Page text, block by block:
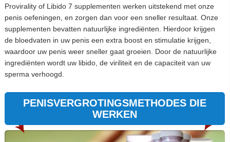
Provirality of Libido 7 supplementen werken uitstekend met onze
penis oefeningen, en zorgen dan voor een sneller resultaat. Onze
supplementen bevatten natuurlijke ingrediënten. Hierdoor krijgen
de bloedvaten in uw penis een extra boost en stimulatie krijgen,
waardoor uw penis weer sneller gaat groeien. Door de natuurlijke
ingrediënten wordt uw libido, de viriliteit en de capaciteit van uw
sperma verhoogd.
PENISVERGROTINGSMETHODES DIE
WERKEN